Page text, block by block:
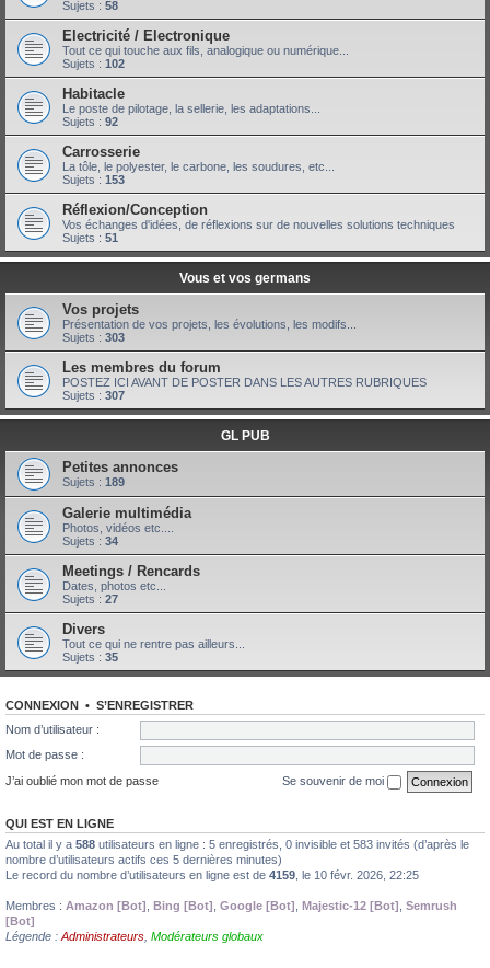
Sujets : 58
Electricité / Electronique
Tout ce qui touche aux fils, analogique ou numérique...
Sujets : 102
Habitacle
Le poste de pilotage, la sellerie, les adaptations...
Sujets : 92
Carrosserie
La tôle, le polyester, le carbone, les soudures, etc...
Sujets : 153
Réflexion/Conception
Vos échanges d'idées, de réflexions sur de nouvelles solutions techniques
Sujets : 51
Vous et vos germans
Vos projets
Présentation de vos projets, les évolutions, les modifs...
Sujets : 303
Les membres du forum
POSTEZ ICI AVANT DE POSTER DANS LES AUTRES RUBRIQUES
Sujets : 307
GL PUB
Petites annonces
Sujets : 189
Galerie multimédia
Photos, vidéos etc....
Sujets : 34
Meetings / Rencards
Dates, photos etc...
Sujets : 27
Divers
Tout ce qui ne rentre pas ailleurs...
Sujets : 35
CONNEXION • S’ENREGISTRER
Nom d’utilisateur :
Mot de passe :
J’ai oublié mon mot de passe
Se souvenir de moi
QUI EST EN LIGNE
Au total il y a 588 utilisateurs en ligne : 5 enregistrés, 0 invisible et 583 invités (d’après le
nombre d’utilisateurs actifs ces 5 dernières minutes)
Le record du nombre d’utilisateurs en ligne est de 4159 , le 10 févr. 2026, 22:25
Membres : Amazon [Bot] Bing [Bot] Google [Bot] Majestic-12 [Bot] Semrush
[Bot]
Légende : Administrateurs Modérateurs globaux